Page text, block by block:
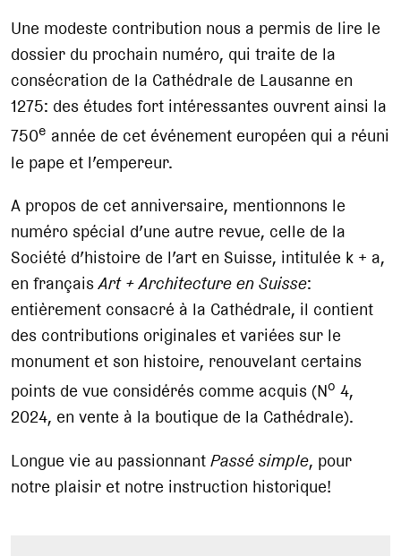
Une modeste contribution nous a permis de lire le
dossier du prochain numéro, qui traite de la
consécration de la Cathédrale de Lausanne en
1275: des études fort intéressantes ouvrent ainsi la
750e année de cet événement européen qui a réuni
le pape et l’empereur.
A propos de cet anniversaire, mentionnons le
numéro spécial d’une autre revue, celle de la
Société d’histoire de l’art en Suisse, intitulée k + a,
en françaisArt + Architecture en Suisse:
entièrement consacré à la Cathédrale, il contient
des contributions originales et variées sur le
monument et son histoire, renouvelant certains
points de vue considérés comme acquis (No 4,
2024, en vente à la boutique de la Cathédrale).
Longue vie au passionnantPassé simple, pour
notre plaisir et notre instruction historique!